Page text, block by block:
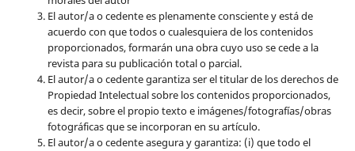
El autor/a o cedente es plenamente consciente y está de
acuerdo con que todos o cualesquiera de los contenidos
proporcionados, formarán una obra cuyo uso se cede a la
revista para su publicación total o parcial.
El autor/a o cedente garantiza ser el titular de los derechos de
Propiedad Intelectual sobre los contenidos proporcionados,
es decir, sobre el propio texto e imágenes/fotografías/obras
fotográficas que se incorporan en su artículo.
El autor/a o cedente asegura y garantiza: (i) que todo el